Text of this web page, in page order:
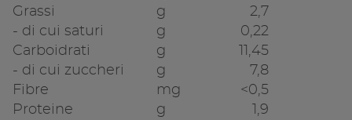
Grassi
g
2,7
- di cui saturi
g
0,22
Carboidrati
g
11,45
- di cui zuccheri
g
7,8
Fibre
mg
<0,5
Proteine
g
1,9